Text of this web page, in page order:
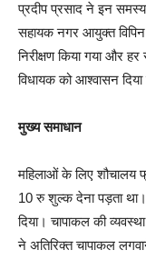
प्रदीप प्रसाद ने इन
सहायक नगर आयुक्त
निरीक्षण किया गया और
विधायक को आश्वासन
मुख्य समाधान
महिलाओं के लिए शौचालय
10 रु शुल्क देना पड़ता
दिया। चापाकल की
ने अतिरिक्त चापाकल